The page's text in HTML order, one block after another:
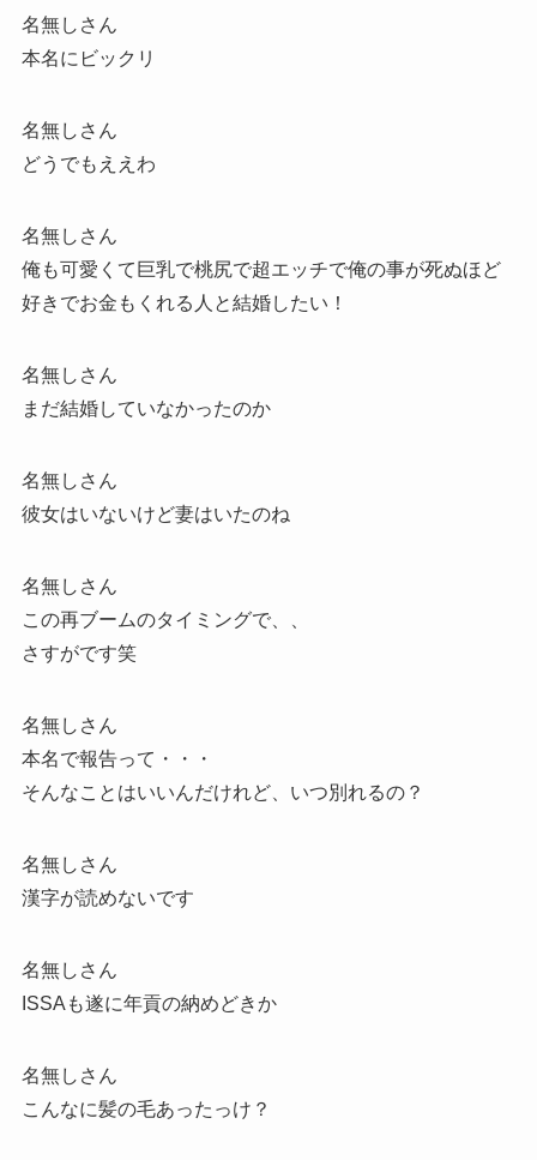
名無しさん
本名にビックリ
名無しさん
どうでもええわ
名無しさん
俺も可愛くて巨乳で桃尻で超エッチで俺の事が死ぬほど
好きでお金もくれる人と結婚したい！
名無しさん
まだ結婚していなかったのか
名無しさん
彼女はいないけど妻はいたのね
名無しさん
この再ブームのタイミングで、、
さすがです笑
名無しさん
本名で報告って・・・
そんなことはいいんだけれど、いつ別れるの？
名無しさん
漢字が読めないです
名無しさん
ISSAも遂に年貢の納めどきか
名無しさん
こんなに髪の毛あったっけ？